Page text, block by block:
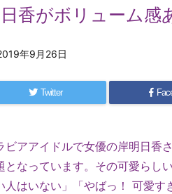
香がボリューム
年9月26日
Twitter
ビアアイドルで女優の岸明日香
となっています。その可愛らし
人はいない」「やばっ！ 可愛